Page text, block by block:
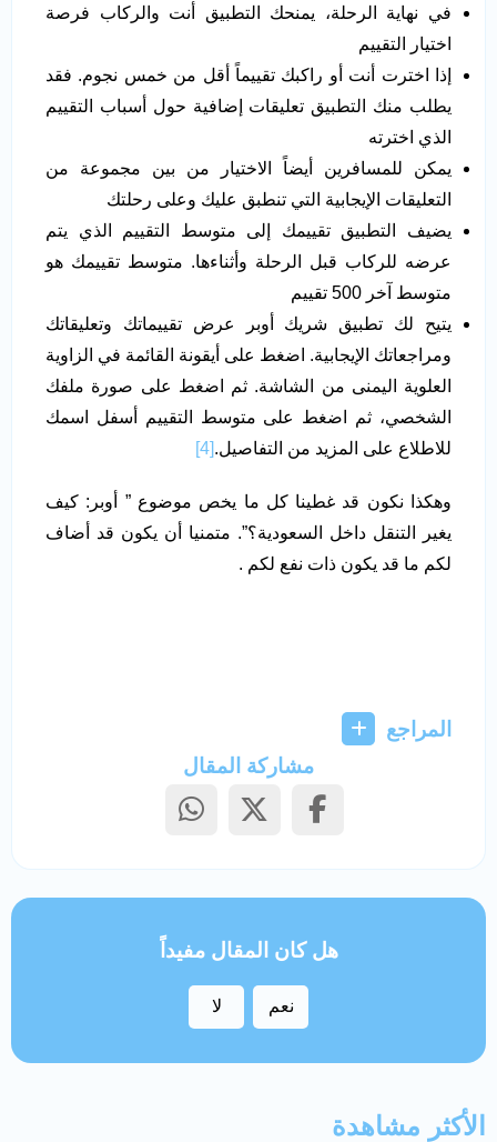
في نهاية الرحلة، يمنحك التطبيق أنت والركاب فرصة
اختيار التقييم
إذا اخترت أنت أو راكبك تقييماً أقل من خمس نجوم. فقد
يطلب منك التطبيق تعليقات إضافية حول أسباب التقييم
الذي اخترته
يمكن للمسافرين أيضاً الاختيار من بين مجموعة من
التعليقات الإيجابية التي تنطبق عليك وعلى رحلتك
يضيف التطبيق تقييمك إلى متوسط التقييم الذي يتم
عرضه للركاب قبل الرحلة وأثناءها. متوسط تقييمك هو
متوسط آخر 500 تقييم
يتيح لك تطبيق شريك أوبر عرض تقييماتك وتعليقاتك
ومراجعاتك الإيجابية. اضغط على أيقونة القائمة في الزاوية
العلوية اليمنى من الشاشة. ثم اضغط على صورة ملفك
الشخصي، ثم اضغط على متوسط التقييم أسفل اسمك
للاطلاع على المزيد من التفاصيل.[4]
وهكذا نكون قد غطينا كل ما يخص موضوع ” أوبر: كيف
يغير التنقل داخل السعودية؟”. متمنيا أن يكون قد أضاف
لكم ما قد يكون ذات نفع لكم .
المراجع
مشاركة المقال
هل كان المقال مفيداً
نعم لا
الأكثر مشاهدة